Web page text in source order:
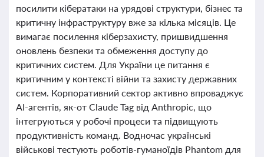
посилити кібератаки на урядові структури, бізнес та
критичну інфраструктуру вже за кілька місяців. Це
вимагає посилення кіберзахисту, пришвидшення
оновлень безпеки та обмеження доступу до
критичних систем. Для України це питання є
критичним у контексті війни та захисту державних
систем. Корпоративний сектор активно впроваджує
AI-агентів, як-от Claude Tag від Anthropic, що
інтегруються у робочі процеси та підвищують
продуктивність команд. Водночас українські
військові тестують роботів-гуманоїдів Phantom для